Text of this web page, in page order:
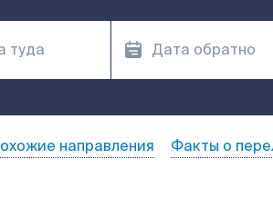
направления Факты о